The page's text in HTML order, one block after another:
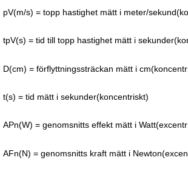
pV(m/s) = topp hastighet mätt i meter/
tpV(s) = tid till topp hastighet mätt i
D(cm) = förflyttningssträckan mätt i
t(s) = tid mätt i sekunder(koncentriskt)
APn(W) = genomsnitts effekt mätt i
AFn(N) = genomsnitts kraft mätt i